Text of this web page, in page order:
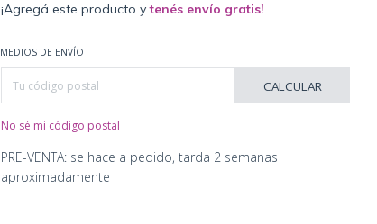
¡Agregá este producto ytenés envío gratis!
MEDIOS DE ENVÍO
CALCULAR
No sé mi código postal
PRE-VENTA: se hace a pedido, tarda 2 semanas
aproximadamente